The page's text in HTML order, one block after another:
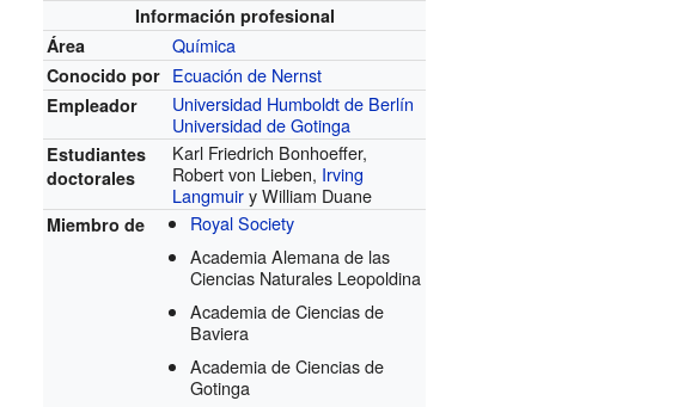
Información profesional
Área
Química
Conocido por Ecuación de Nernst
Empleador
Universidad Humboldt de Berlín
Universidad de Gotinga
Estudiantes
doctorales
Karl Friedrich Bonhoeffer,
Robert von Lieben, Irving
Langmuiry William Duane
Miembro de
Royal Society
Academia Alemana de las
Ciencias Naturales Leopoldina
Academia de Ciencias de
Baviera
Academia de Ciencias de
Gotinga